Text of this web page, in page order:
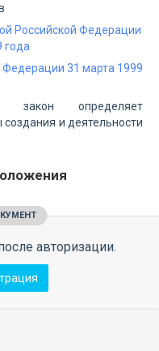
Российской Федерации
года
31 марта 1999
закон определяет
и деятельности
авторизации.